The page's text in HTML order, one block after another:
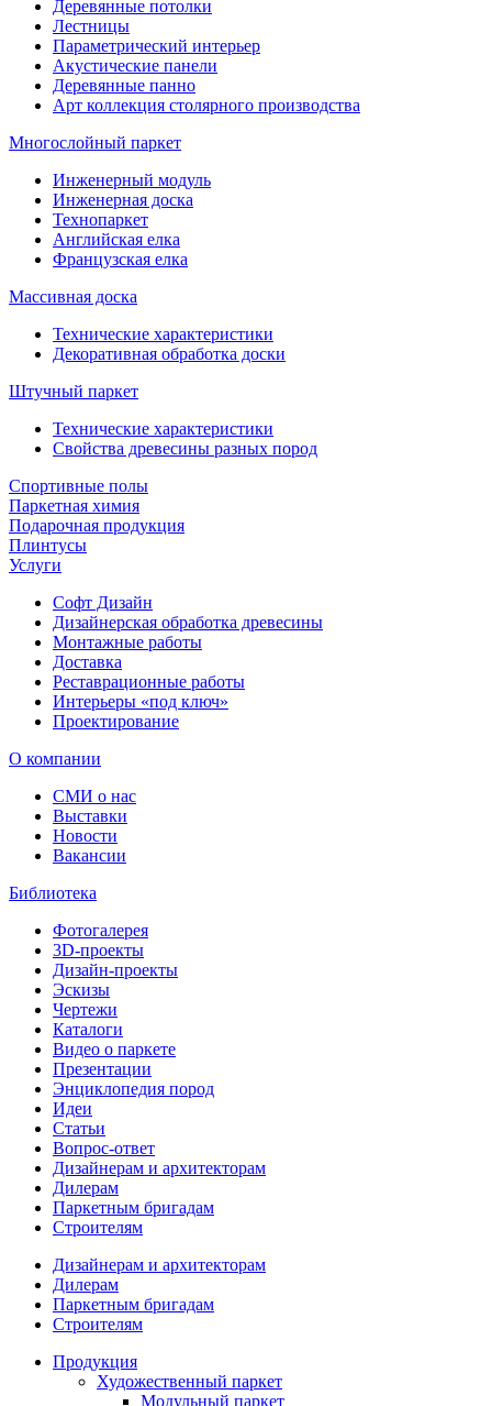
Деревянные потолки
Лестницы
Параметрический интерьер
Акустические панели
Деревянные панно
Арт коллекция столярного производства
Многослойный паркет
Инженерный модуль
Инженерная доска
Технопаркет
Английская елка
Французская елка
Массивная доска
Технические характеристики
Декоративная обработка доски
Штучный паркет
Технические характеристики
Свойства древесины разных пород
Спортивные полы
Паркетная химия
Подарочная продукция
Плинтусы
Услуги
Софт Дизайн
Дизайнерская обработка древесины
Монтажные работы
Доставка
Реставрационные работы
Интерьеры «под ключ»
Проектирование
О компании
СМИ о нас
Выставки
Новости
Вакансии
Библиотека
Фотогалерея
3D-проекты
Дизайн-проекты
Эскизы
Чертежи
Каталоги
Видео о паркете
Презентации
Энциклопедия пород
Идеи
Статьи
Вопрос-ответ
Дизайнерам и архитекторам
Дилерам
Паркетным бригадам
Строителям
Дизайнерам и архитекторам
Дилерам
Паркетным бригадам
Строителям
Продукция
Художественный паркет
Модульный паркет